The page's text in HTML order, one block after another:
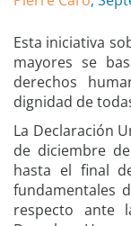
Esta iniciativa
mayores se
derechos
dignidad de
La Declaración
de diciembre
hasta el final
fundamentales
respecto ante